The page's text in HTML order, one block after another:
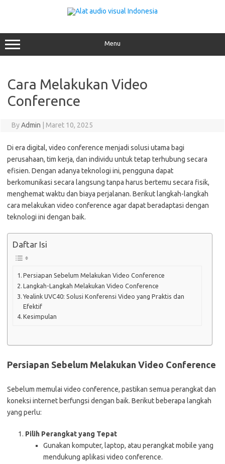
Menu
Cara Melakukan Video
Conference
ByAdmin Maret 10, 2025
Di era digital, video conference menjadi solusi utama bagi
perusahaan, tim kerja, dan individu untuk tetap terhubung secara
efisien. Dengan adanya teknologi ini, pengguna dapat
berkomunikasi secara langsung tanpa harus bertemu secara fisik,
menghemat waktu dan biaya perjalanan. Berikut langkah-langkah
cara melakukan video conference agar dapat beradaptasi dengan
teknologi ini dengan baik.
Daftar Isi
Persiapan Sebelum Melakukan Video Conference
Langkah-Langkah Melakukan Video Conference
Yealink UVC40: Solusi Konferensi Video yang Praktis dan
Efektif
Kesimpulan
Persiapan Sebelum Melakukan Video Conference
Sebelum memulai video conference, pastikan semua perangkat dan
koneksi internet berfungsi dengan baik. Berikut beberapa langkah
yang perlu:
Pilih Perangkat yang Tepat
Gunakan komputer, laptop, atau perangkat mobile yang
mendukung aplikasi video conference.